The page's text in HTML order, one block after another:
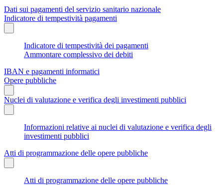
Dati sui pagamenti del servizio sanitario nazionale
Indicatore di tempestività pagamenti
Indicatore di tempestività dei pagamenti
Ammontare complessivo dei debiti
IBAN e pagamenti informatici
Opere pubbliche
Nuclei di valutazione e verifica degli investimenti pubblici
Informazioni relative ai nuclei di valutazione e verifica degli
investimenti pubblici
Atti di programmazione delle opere pubbliche
Atti di programmazione delle opere pubbliche